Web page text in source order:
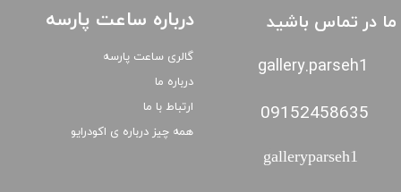
ما در تماس باشید
09152458635
gallery.parseh1
درباره ساعت پارسه
گالری ساعت پارسه
درباره ما
ارتباط با ما
همه چیز درباره ی اکودرایو
galleryparseh1